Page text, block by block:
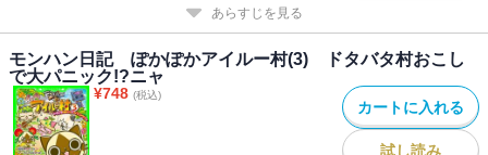
あらすじを見る
モンハン日記 ぽかぽかアイルー村(3) ドタバタ村おこし
で大パニック!?ニャ
¥748 (税込)
カートに入れる
試し読み